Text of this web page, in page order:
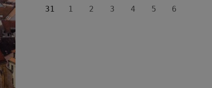
31
1 2 3 4 5 6